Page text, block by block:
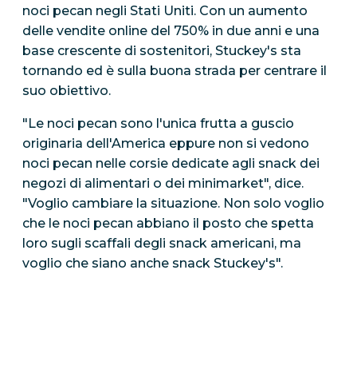
noci pecan negli Stati Uniti. Con un aumento
delle vendite online del 750% in due anni e una
base crescente di sostenitori, Stuckey's sta
tornando ed è sulla buona strada per centrare il
suo obiettivo.
"Le noci pecan sono l'unica frutta a guscio
originaria dell'America eppure non si vedono
noci pecan nelle corsie dedicate agli snack dei
negozi di alimentari o dei minimarket", dice.
"Voglio cambiare la situazione. Non solo voglio
che le noci pecan abbiano il posto che spetta
loro sugli scaffali degli snack americani, ma
voglio che siano anche snack Stuckey's".